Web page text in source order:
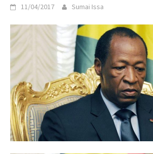
11/04/2017 Sumai Issa